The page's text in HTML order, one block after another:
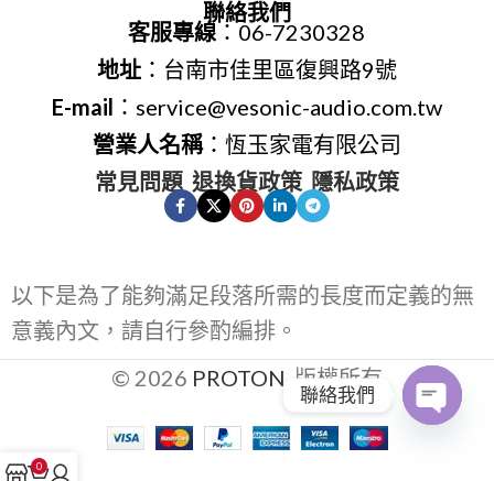
聯絡我們
客服專線：06-7230328
地址：台南市佳里區復興路9號
E-mail ：service@vesonic-audio.com.tw
營業人名稱：恆玉家電有限公司
常見問題 退換貨政策 隱私政策
以下是為了能夠滿足段落所需的長度而定義的無
意義內文，請自行參酌編排。
© 2026 PROTON . 版權所有
0
聯絡我們